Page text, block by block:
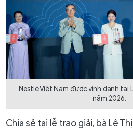
Nestlé Việt Nam được vinh danh tại
năm 2026.
Chia sẻ tại lễ trao giải, bà Lê